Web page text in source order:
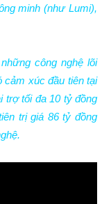
minh (như Lumi),
công nghệ lõi
cảm xúc đầu tiên tại
tối đa 10 tỷ đồng
trị giá 86 tỷ đồng